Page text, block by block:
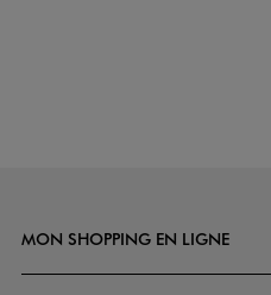
MON SHOPPING EN LIGNE